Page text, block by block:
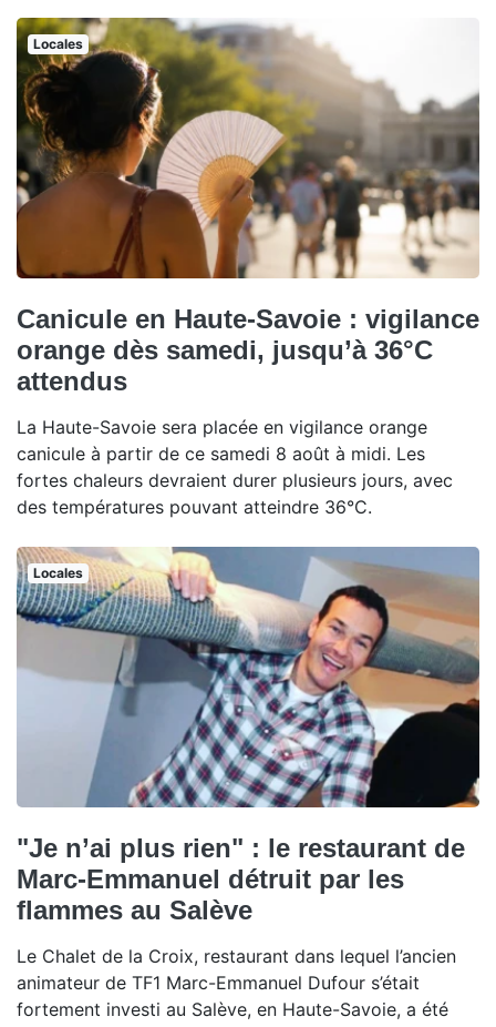
Locales
Canicule en Haute-Savoie : vigilance
orange dès samedi, jusqu’à 36°C
attendus
La Haute-Savoie sera placée en vigilance orange
canicule à partir de ce samedi 8 août à midi. Les
fortes chaleurs devraient durer plusieurs jours, avec
des températures pouvant atteindre 36°C.
Locales
"Je n’ai plus rien" : le restaurant de
Marc-Emmanuel détruit par les
flammes au Salève
Le Chalet de la Croix, restaurant dans lequel l’ancien
animateur de TF1 Marc-Emmanuel Dufour s’était
fortement investi au Salève, en Haute-Savoie, a été